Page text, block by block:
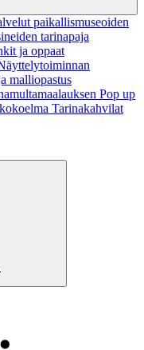
paikallismuseoiden
tarinapaja
ja oppaat
malliopastus
Pop up
Tarinakahvilat